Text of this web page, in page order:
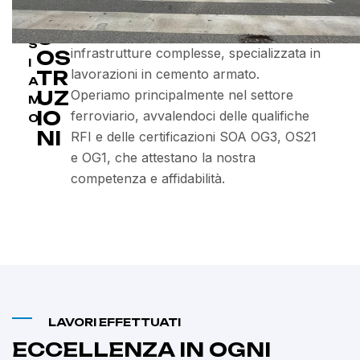
H
I
S
I
A
M
O
G
C
OS
TR
UZ
IO
NI
esperienza nel settore delle costruzioni,
è un’azienda leader nella realizzazione di
infrastrutture complesse, specializzata in
lavorazioni in cemento armato.
Operiamo principalmente nel settore
ferroviario, avvalendoci delle qualifiche
RFI e delle certificazioni SOA OG3, OS21
e OG1, che attestano la nostra
competenza e affidabilità.
LAVORI EFFETTUATI
ECCELLENZA IN OGNI
r
e
n
z
e
S
a
a
N
p
a
s
s
o
p
e
d
o
o
ll
M
o